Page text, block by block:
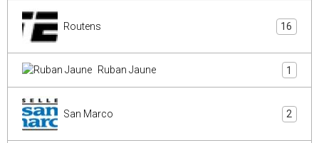
Routens 16
Ruban Jaune 1
San Marco 2